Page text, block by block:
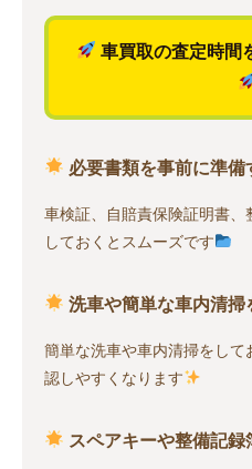
車買取の査定時間
必要書類を事前に準備
車検証、自賠責保険証明書
しておくとスムーズです
洗車や簡単な車内清掃
簡単な洗車や車内清掃をし
認しやすくなります
スペアキーや整備記録